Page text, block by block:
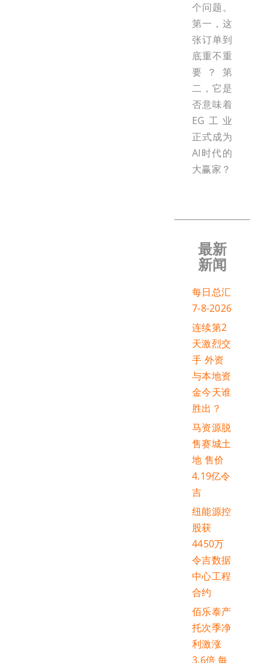
个问题。
第一，这
张订单到
底重不重
要？第
二，它是
否意味着
EG工业
正式成为
AI时代的
大赢家？
最新
新闻
每日总汇
7-8-2026
连续第2
天激烈交
手 外资
与本地资
金今天谁
胜出？
马资源脱
售赛城土
地 售价
4.19亿令
吉
纽能源控
股获
4450万
令吉数据
中心工程
合约
佰乐泰产
托次季净
利激涨
3.6倍 每